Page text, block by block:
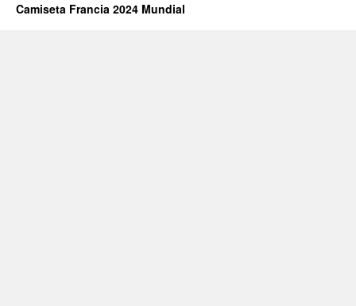
Camiseta Francia 2024 Mundial